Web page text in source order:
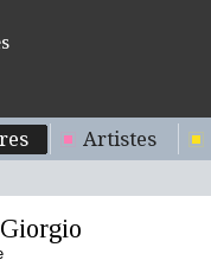
Artistes